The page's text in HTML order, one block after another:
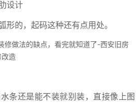
设计
形的，起码这种还有点用处。
条还是能不装就别装，直接像上图